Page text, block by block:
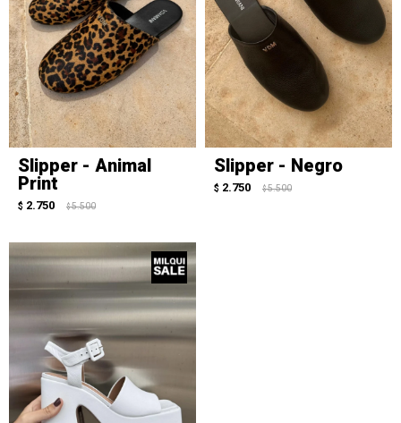
Slipper - Animal
Print
$ 2.750 $ 5.500
Slipper - Negro
$ 2.750 $ 5.500